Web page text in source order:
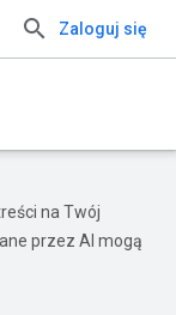
Zaloguj się
na Twój
przez AI mogą